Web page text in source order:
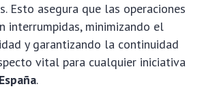
Esto asegura que las operaciones
interrumpidas, minimizando el
y garantizando la continuidad
vital para cualquier iniciativa
.